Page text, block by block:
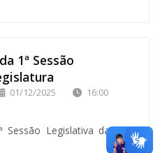
1ª Sessão
01/12/2025
16:00
Sessão Legislativa da 168ª